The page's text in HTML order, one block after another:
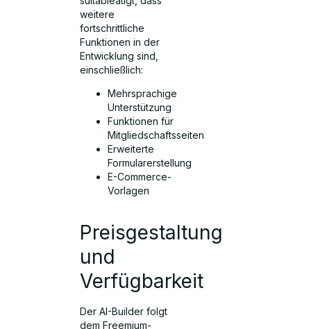
weitere
fortschrittliche
Funktionen in der
Entwicklung sind,
einschließlich:
Mehrsprachige
Unterstützung
Funktionen für
Mitgliedschaftsseiten
Erweiterte
Formularerstellung
E-Commerce-
Vorlagen
Preisgestaltung
und
Verfügbarkeit
Der AI-Builder folgt
dem Freemium-